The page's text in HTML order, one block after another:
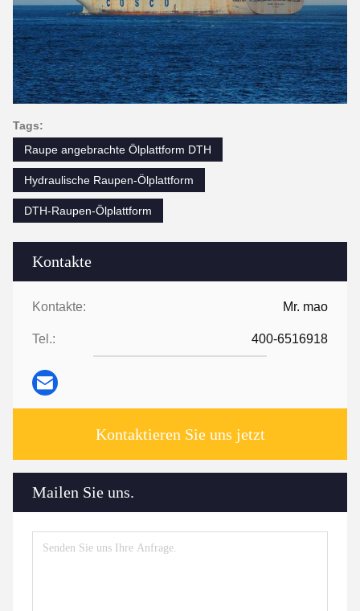
Kontakte
Kontakte: Mr. mao
Tel.: 400-6516918
Kontaktieren Sie uns jetzt
Mailen Sie uns.
Tags:
Raupe angebrachte Ölplattform DTH
Hydraulische Raupen-Ölplattform
DTH-Raupen-Ölplattform